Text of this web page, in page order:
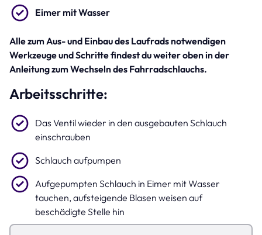
Eimer mit Wasser
Alle zum Aus- und Einbau des Laufrads notwendigen
Werkzeuge und Schritte findest du weiter oben in der
Anleitung zum Wechseln des Fahrradschlauchs.
Arbeitsschritte:
Das Ventil wieder in den ausgebauten Schlauch
einschrauben
Schlauch aufpumpen
Aufgepumpten Schlauch in Eimer mit Wasser
tauchen, aufsteigende Blasen weisen auf
beschädigte Stelle hin